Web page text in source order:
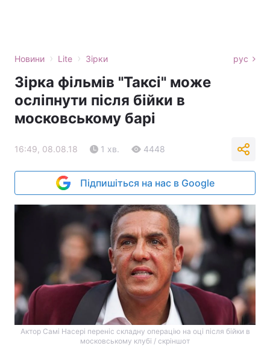
Новини › Lite › Зірки рус
Зірка фільмів "Таксі" може
осліпнути після бійки в
московському барі
16:49, 08.08.18 1 хв. 4448
Підпишіться на нас в Google
Актор Самі Насері переніс складну операцію на оці після бійки в
московському клубі / скріншот